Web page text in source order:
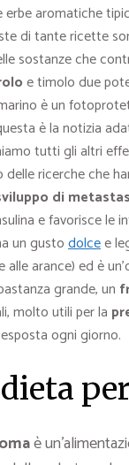
erbe aromatiche
di tante ricette
sostanze che
e timolo due
è un
è la notizia
tutti gli altri
delle ricerche che
di
e favorisce le
un gustodolcee
alle arance) ed è
grande, un
molto utili per la
ogni giorno.
è